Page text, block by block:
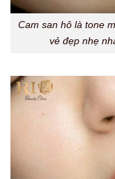
Cam san hô là tone
vẻ đẹp nhẹ